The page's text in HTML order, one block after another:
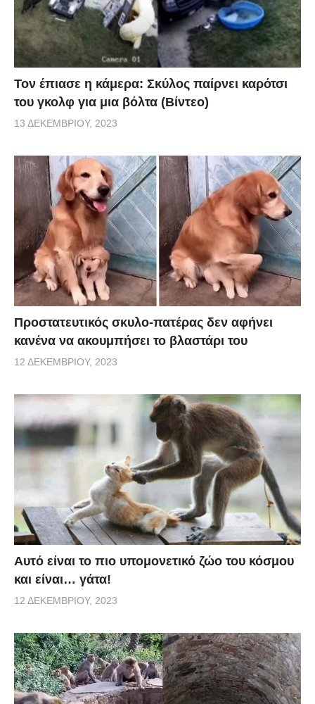
Τον έπιασε η κάμερα: Σκύλος παίρνει καρότσι
του γκολφ για μια βόλτα (Βίντεο)
13 ΔΕΚΕΜΒΡΊΟΥ, 2023
Προστατευτικός σκυλο-πατέρας δεν αφήνει
κανένα να ακουμπήσει το βλαστάρι του
12 ΔΕΚΕΜΒΡΊΟΥ, 2023
Αυτό είναι το πιο υπομονετικό ζώο του κόσμου
και είναι… γάτα!
12 ΔΕΚΕΜΒΡΊΟΥ, 2023